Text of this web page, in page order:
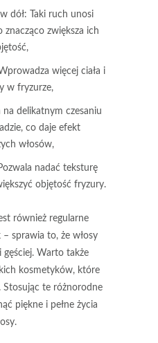
dół: Taki ruch unosi
znacząco zwiększa ich
więcej ciała i
w fryzurze,
na delikatnym czesaniu
co daje efekt
włosów,
nadać teksturę
objętość fryzury.
również regularne
– sprawia to, że włosy
gęściej. Warto także
kosmetyków, które
Stosując te różnorodne
piękne i pełne życia